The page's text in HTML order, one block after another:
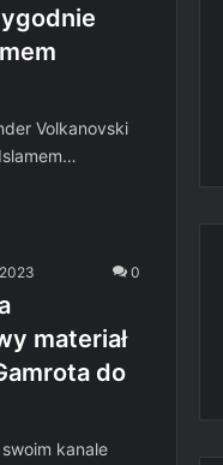
Volkanovski
0
materiał
do
kanale